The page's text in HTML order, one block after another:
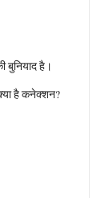
बुनियाद है।
है कनेक्शन?